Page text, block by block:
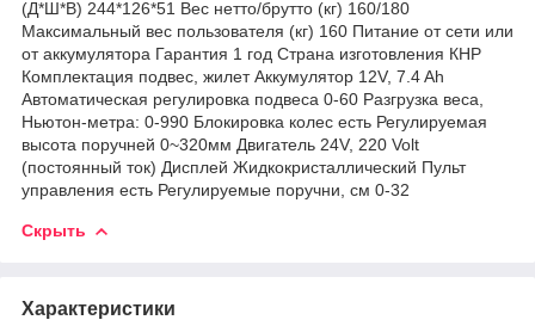
(Д*Ш*В) 244*126*51 Вес нетто/брутто (кг) 160/180
Максимальный вес пользователя (кг) 160 Питание от сети или
от аккумулятора Гарантия 1 год Страна изготовления КНР
Комплектация подвес, жилет Аккумулятор 12V, 7.4 Ah
Автоматическая регулировка подвеса 0-60 Разгрузка веса,
Ньютон-метра: 0-990 Блокировка колес есть Регулируемая
высота поручней 0~320мм Двигатель 24V, 220 Volt
(постоянный ток) Дисплей Жидкокристаллический Пульт
управления есть Регулируемые поручни, см 0-32
Скрыть
Характеристики